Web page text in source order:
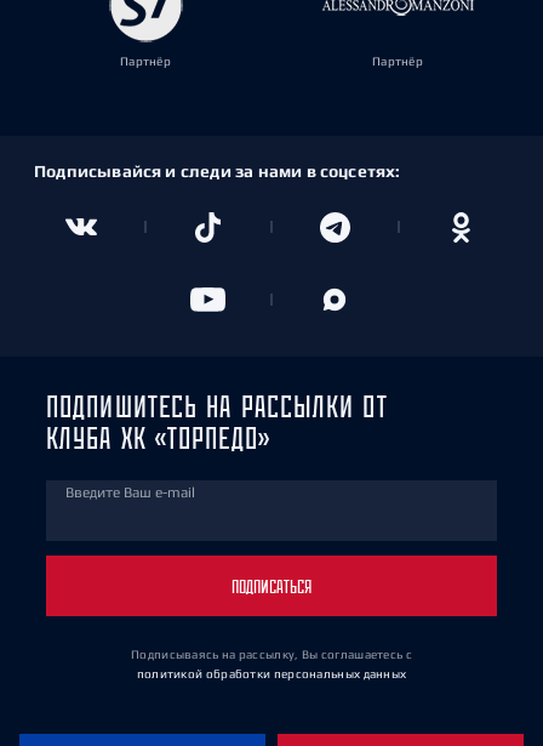
Партнёр Партнёр
Подписывайся и следи за нами в соцсетях:
ПОДПИШИТЕСЬ НА РАССЫЛКИ ОТ
КЛУБА ХК «ТОРПЕДО»
Введите Ваш e-mail
ПОДПИСАТЬСЯ
Подписываясь на рассылку, Вы соглашаетесь с
политикой обработки персональных данных